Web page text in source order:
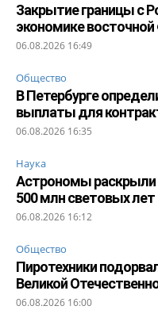
Закрытие границы с
экономике
06.08.2026 16:49
Общество
В Петербурге
выплаты для
06.08.2026 16:35
Наука
Астрономы раскрыли
500 млн световых лет
06.08.2026 16:12
Общество
Пиротехники
Великой
06.08.2026 16:00